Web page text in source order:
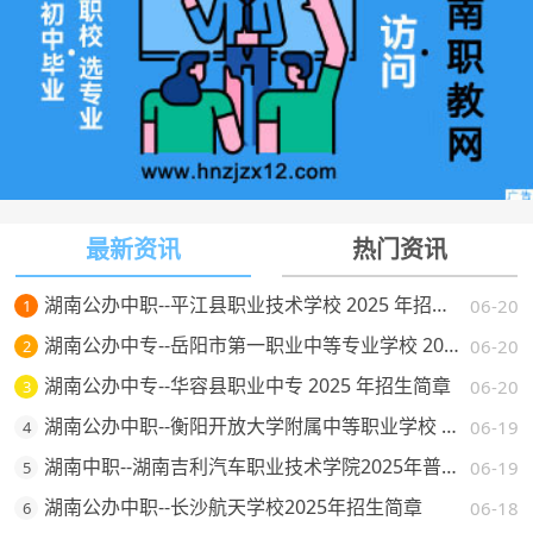
最新资讯 热门资讯
1 06-20
湖南公办中职--平江县职业技术学校 2025 年招生简章
2 06-20
湖南公办中专--岳阳市第一职业中等专业学校 2025 年招生简章
3 06-20
湖南公办中专--华容县职业中专 2025 年招生简章
4 06-19
湖南公办中职--衡阳开放大学附属中等职业学校 2025 年招生简章
5 06-19
湖南中职--湖南吉利汽车职业技术学院2025年普通高校招生章程
6 06-18
湖南公办中职--长沙航天学校2025年招生简章